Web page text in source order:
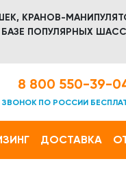
КРАНОВ-
ПОПУЛЯРНЫХ
8 800 550-39-
ЗВОНОК ПО РОССИИ
ДОСТАВКА